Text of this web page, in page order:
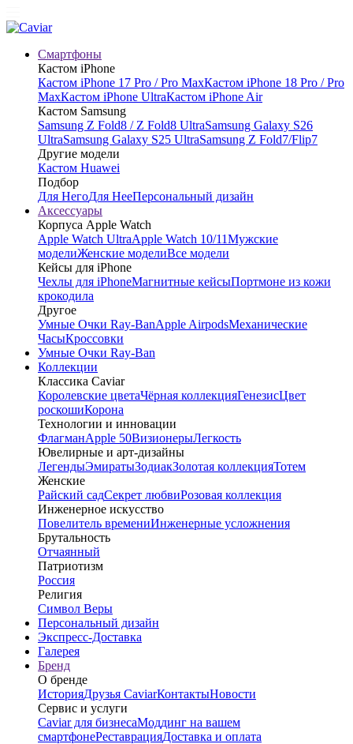
Смартфоны
Кастом iPhone
Кастом iPhone 17 Pro / Pro MaxКастом iPhone 18 Pro / Pro
MaxКастом iPhone UltraКастом iPhone Air
Кастом Samsung
Samsung Z Fold8 / Z Fold8 UltraSamsung Galaxy S26
UltraSamsung Galaxy S25 UltraSamsung Z Fold7/Flip7
Другие модели
Кастом Huawei
Подбор
Для НегоДля НееПерсональный дизайн
Аксессуары
Корпуса Apple Watch
Apple Watch UltraApple Watch 10/11Мужские
моделиЖенские моделиВсе модели
Кейсы для iPhone
Чехлы для iPhoneМагнитные кейсыПортмоне из кожи
крокодила
Другое
Умные Очки Ray-BanApple AirpodsМеханические
ЧасыКроссовки
Умные Очки Ray-Ban
Коллекции
Классика Caviar
Королевские цветаЧёрная коллекцияГенезисЦвет
роскошиКорона
Технологии и инновации
ФлагманApple 50ВизионерыЛегкость
Ювелирные и арт-дизайны
ЛегендыЭмиратыЗодиакЗолотая коллекцияТотем
Женские
Райский садСекрет любвиРозовая коллекция
Инженерное искусство
Повелитель времениИнженерные усложнения
Брутальность
Отчаянный
Патриотизм
Россия
Религия
Символ Веры
Персональный дизайн
Экспресс-Доставка
Галерея
Бренд
О бренде
ИсторияДрузья CaviarКонтактыНовости
Сервис и услуги
Caviar для бизнесаМоддинг на вашем
смартфонеРеставрацияДоставка и оплата